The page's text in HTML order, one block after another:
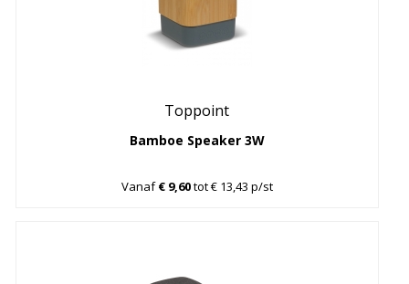
Toppoint
Bamboe Speaker 3W
Vanaf€ 9,60tot € 13,43 p/st